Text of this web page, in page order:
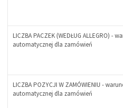
+
+
LICZBA PACZEK (WEDŁUG ALLEGRO) -
automatycznej dla zamówień
LICZBA POZYCJI W ZAMÓWIENIU -
automatycznej dla zamówień